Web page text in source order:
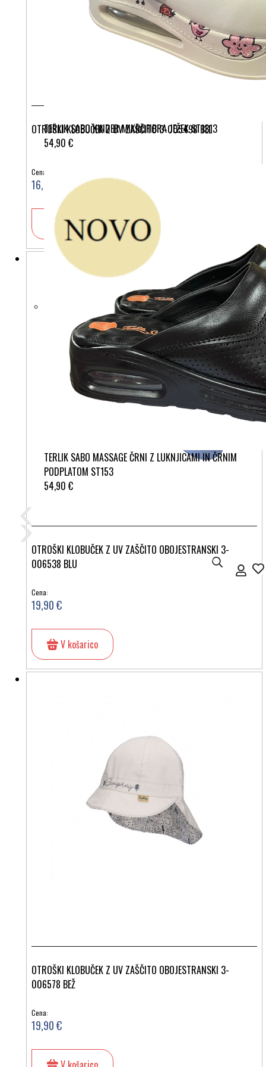
TERLIK SABO KINDER MIKROFIBRA JEŽEK ST1313
54,90 €
TERLIK SABO MASSAGE ČRNI Z LUKNJICAMI IN ČRNIM
PODPLATOM ST153
54,90 €
OTROŠKI KLOBUČEK Z UV ZAŠČITO 3-005498 BEL
Cena:
16,90 €
V košarico
OTROŠKI KLOBUČEK Z UV ZAŠČITO OBOJESTRANSKI 3-
006538 BLU
Cena:
19,90 €
V košarico
OTROŠKI KLOBUČEK Z UV ZAŠČITO OBOJESTRANSKI 3-
006578 BEŽ
Cena:
19,90 €